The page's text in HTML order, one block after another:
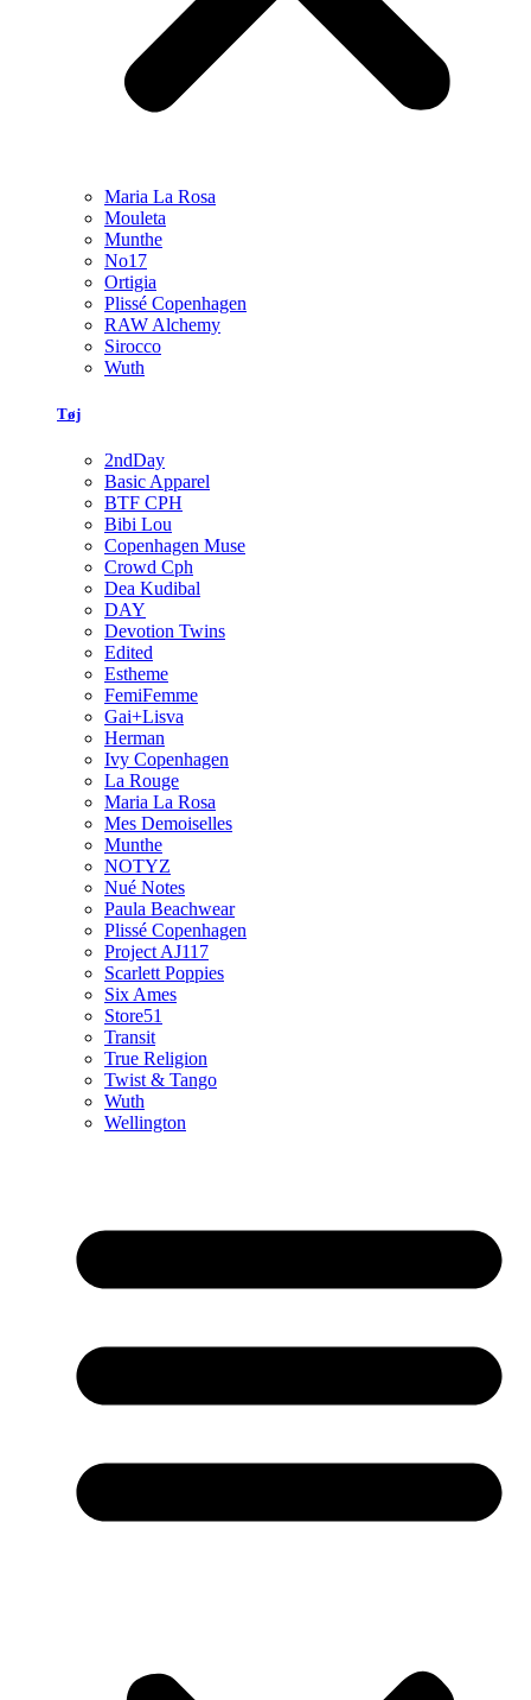
Maria La Rosa
Mouleta
Munthe
No17
Ortigia
Plissé Copenhagen
RAW Alchemy
Sirocco
Wuth
Tøj
2ndDay
Basic Apparel
BTF CPH
Bibi Lou
Copenhagen Muse
Crowd Cph
Dea Kudibal
DAY
Devotion Twins
Edited
Estheme
FemiFemme
Gai+Lisva
Herman
Ivy Copenhagen
La Rouge
Maria La Rosa
Mes Demoiselles
Munthe
NOTYZ
Nué Notes
Paula Beachwear
Plissé Copenhagen
Project AJ117
Scarlett Poppies
Six Ames
Store51
Transit
True Religion
Twist & Tango
Wuth
Wellington